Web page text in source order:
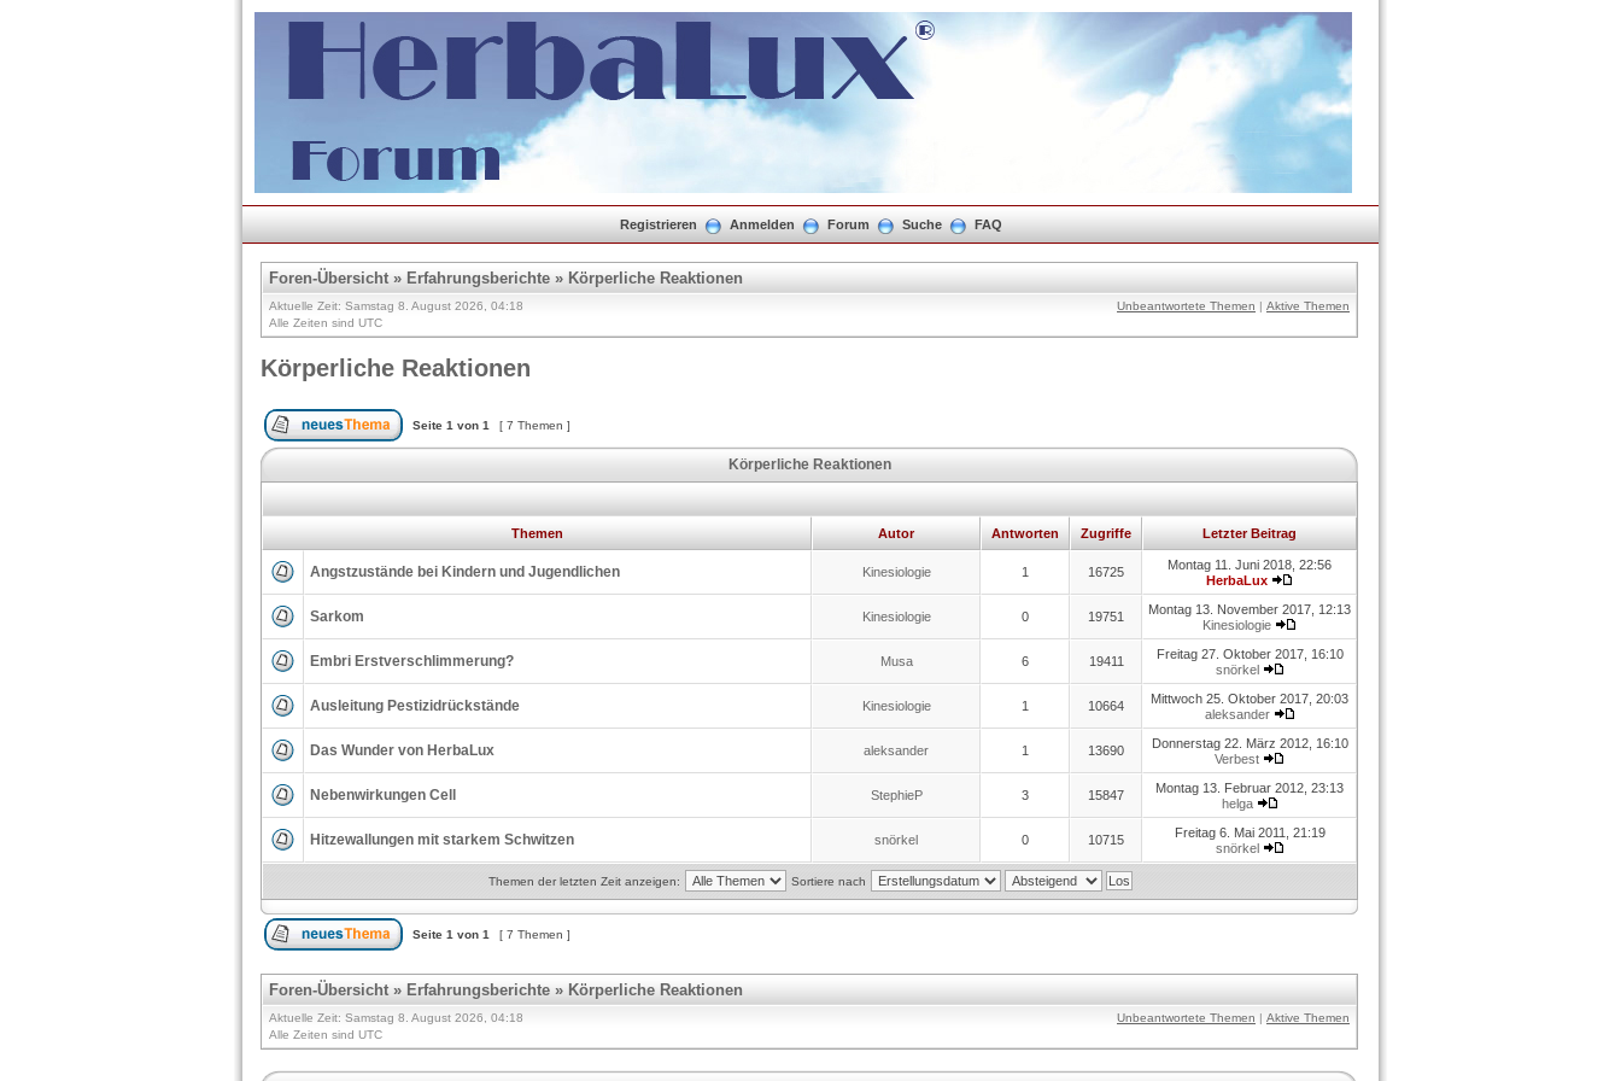
Registrieren Anmelden Forum Suche FAQ
Foren-Übersicht» Erfahrungsberichte » Körperliche Reaktionen
Aktuelle Zeit: Samstag 8. August 2026, 04:18
Alle Zeiten sind UTC
Unbeantwortete Themen | Aktive Themen
Körperliche Reaktionen
Seite 1 von 1 [ 7 Themen ]
Körperliche Reaktionen
Themen Autor Antworten Zugriffe Letzter Beitrag
Angstzustände bei Kindern und Jugendlichen Kinesiologie 1 16725
Montag 11. Juni 2018, 22:56
HerbaLux
Sarkom Kinesiologie 0 19751
Montag 13. November 2017, 12:13
Kinesiologie
Embri Erstverschlimmerung? Musa 6 19411
Freitag 27. Oktober 2017, 16:10
snörkel
Ausleitung Pestizidrückstände Kinesiologie 1 10664
Mittwoch 25. Oktober 2017, 20:03
aleksander
Das Wunder von HerbaLux aleksander 1 13690
Donnerstag 22. März 2012, 16:10
Verbest
Nebenwirkungen Cell StephieP 3 15847
Montag 13. Februar 2012, 23:13
helga
Hitzewallungen mit starkem Schwitzen snörkel 0 10715
Freitag 6. Mai 2011, 21:19
snörkel
Themen der letzten Zeit anzeigen: Sortiere nach
Seite 1 von 1 [ 7 Themen ]
Foren-Übersicht» Erfahrungsberichte » Körperliche Reaktionen
Aktuelle Zeit: Samstag 8. August 2026, 04:18
Alle Zeiten sind UTC
Unbeantwortete Themen | Aktive Themen